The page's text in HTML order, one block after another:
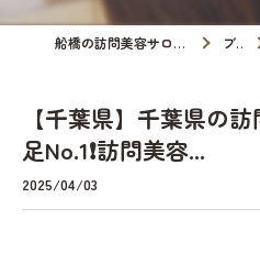
船橋の訪問美容サロンなら訪問美容palace ブログ
【千葉県】千葉県の
足No.1❗️訪問美容...
2025/04/03